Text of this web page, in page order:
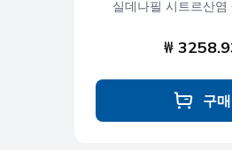
실데나필 시트르산염
₩
구매